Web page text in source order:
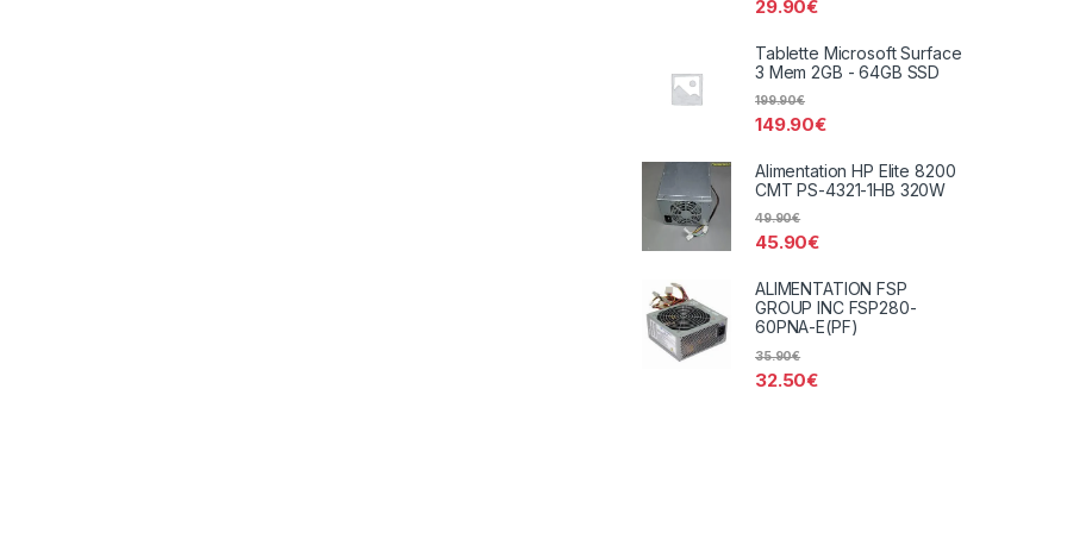
29.90€
Tablette Microsoft Surface
3 Mem 2GB - 64GB SSD
149.90€
199.90€
Alimentation HP Elite 8200
CMT PS-4321-1HB 320W
45.90€
49.90€
ALIMENTATION FSP
GROUP INC FSP280-
60PNA-E(PF)
32.50€
35.90€